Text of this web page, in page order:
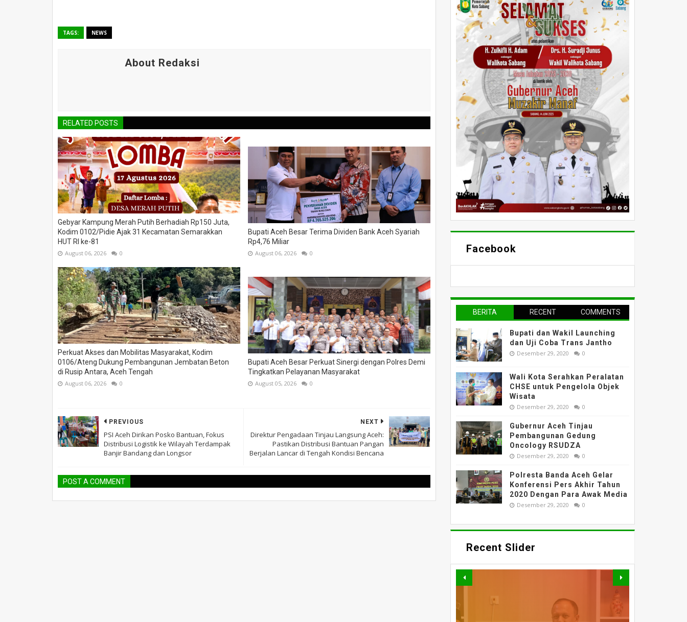
TAGS: NEWS
About Redaksi
RELATED POSTS
Gebyar Kampung Merah Putih Berhadiah Rp150 Juta,
Kodim 0102/Pidie Ajak 31 Kecamatan Semarakkan
HUT RI ke-81
August 06, 2026 0
Bupati Aceh Besar Terima Dividen Bank Aceh Syariah
Rp4,76 Miliar
August 06, 2026 0
Perkuat Akses dan Mobilitas Masyarakat, Kodim
0106/Ateng Dukung Pembangunan Jembatan Beton
di Rusip Antara, Aceh Tengah
August 06, 2026 0
Bupati Aceh Besar Perkuat Sinergi dengan Polres Demi
Tingkatkan Pelayanan Masyarakat
August 05, 2026 0
NEXT
Direktur Pengadaan Tinjau Langsung Aceh:
Pastikan Distribusi Bantuan Pangan
Berjalan Lancar di Tengah Kondisi Bencana
PREVIOUS
PSI Aceh Dirikan Posko Bantuan, Fokus
Distribusi Logistik ke Wilayah Terdampak
Banjir Bandang dan Longsor
POST A COMMENT
Facebook
BERITA
RECENT COMMENTS
Bupati dan Wakil Launching
dan Uji Coba Trans Jantho
Desember 29, 2020 0
Wali Kota Serahkan Peralatan
CHSE untuk Pengelola Objek
Wisata
Desember 29, 2020 0
Gubernur Aceh Tinjau
Pembangunan Gedung
Oncology RSUDZA
Desember 29, 2020 0
Polresta Banda Aceh Gelar
Konferensi Pers Akhir Tahun
2020 Dengan Para Awak Media
Desember 29, 2020 0
Recent Slider
PERKUAT AKSES DAN